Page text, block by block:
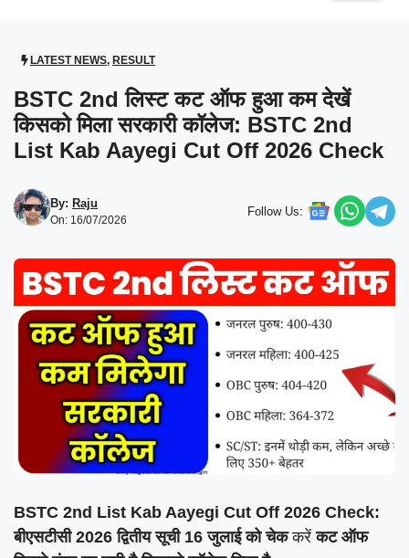
LATEST NEWS, RESULT
BSTC 2nd लिस्ट कट ऑफ हुआ कम देखें
किसको मिला सरकारी कॉलेज: BSTC 2nd
List Kab Aayegi Cut Off 2026 Check
By: Raju
On: 16/07/2026
Follow Us:
BSTC 2nd List Kab Aayegi Cut Off 2026 Check:
बीएसटीसी 2026 द्वितीय सूची 16 जुलाई को चेककरेंकट ऑफ